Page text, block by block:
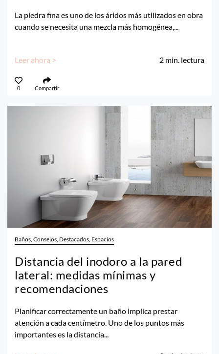
La piedra fina es uno de los áridos más utilizados en obra
cuando se necesita una mezcla más homogénea,...
Leer ahora > 2 min. lectura
0 Compartir
Baños, Consejos, Destacados, Espacios
Distancia del inodoro a la pared
lateral: medidas mínimas y
recomendaciones
Planificar correctamente un baño implica prestar
atención a cada centímetro. Uno de los puntos más
importantes es la distancia...